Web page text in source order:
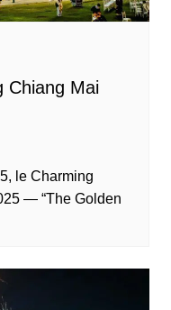
Chiang Mai
le Charming
— “The Golden